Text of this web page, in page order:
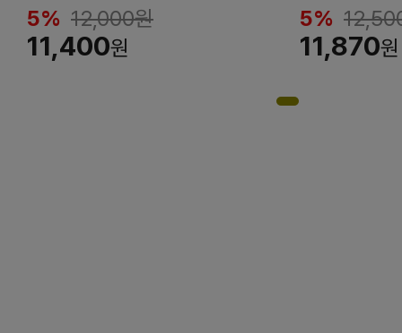
5% 12,000원
11,400원
5%
11,870원